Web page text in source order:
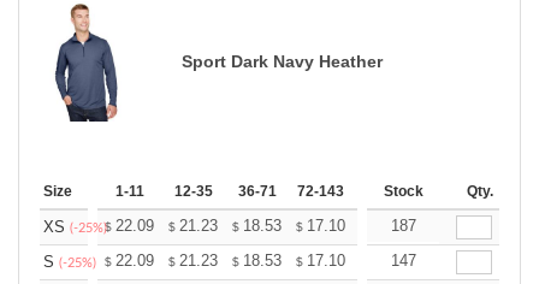
Sport Dark Navy Heather
Size 1-11 12-35 36-71 72-143 144-287 288 + More
Stock Qty.
XS (-25%)$ 22.09 $ 21.23 $ 18.53 $ 17.10 16.24
187
S (-25%) $ 22.09 $ 21.23 $ 18.53 $ 17.10 16.24
147